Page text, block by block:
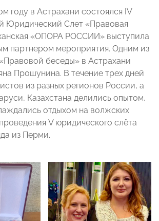
году в Астрахани состоялся IV
Юридический Слет «Правовая
«ОПОРА РОССИИ» выступила
партнером мероприятия. Одним из
беседы» в Астрахани
Прошунина. В течение трех дней
из разных регионов России, а
Казахстана делились опытом,
отдыхом на волжских
V юридического слёта
из Перми.